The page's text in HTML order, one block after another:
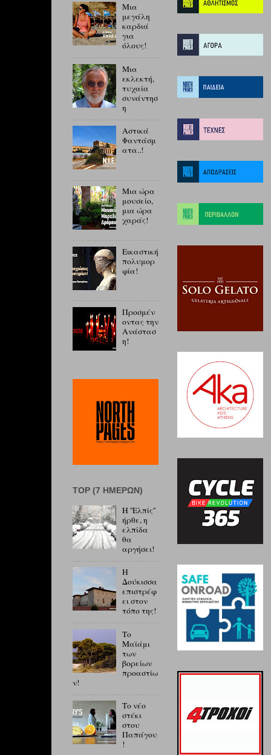
Μια
μεγάλη
καρδιά
για
όλους!
Μια
εκλεκτή,
τυχαία
συνάντησ
η
Αστικά
Φαντάσμ
ατα..!
Μια ώρα
μουσείο,
μια ώρα
χαράς!
Εικαστική
πολυμορ
φία!
Προσμέν
οντας την
Ανάστασ
η!
ΤOP (7 ΗΜΕΡΏΝ)
Η ''Ελπίς''
ήρθε, η
ελπίδα
θα
αργήσει!
Η
Δούκισσα
επιστρέφ
ει στον
τόπο της!
Το
Μαϊάμι
των
βορείων
προαστίω
ν!
Το νέο
στέκι
στου
Παπάγου
!